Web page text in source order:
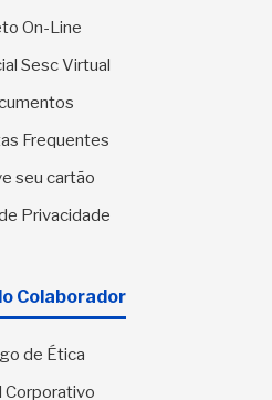
On-Line
Sesc Virtual
Frequentes
seu cartão
Privacidade
Colaborador
de Ética
Corporativo